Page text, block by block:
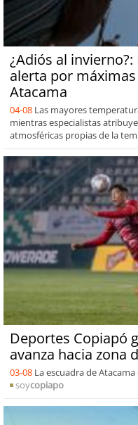
¿Adiós al
alerta por máximas
Atacama
04-08 Las mayores
mientras especialistas
atmosféricas propias de la
Deportes Copiapó
avanza hacia zona
03-08 La escuadra de
soycopiapo